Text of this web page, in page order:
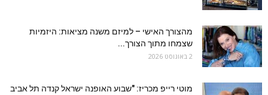
מהצורך האישי – למיזם משנה מציאות: היזמיות
שצמחו מתוך הצורך...
2 באוגוסט 2026
מוטי רייפ מכריז: "שבוע האופנה ישראל קנדה תל אביב